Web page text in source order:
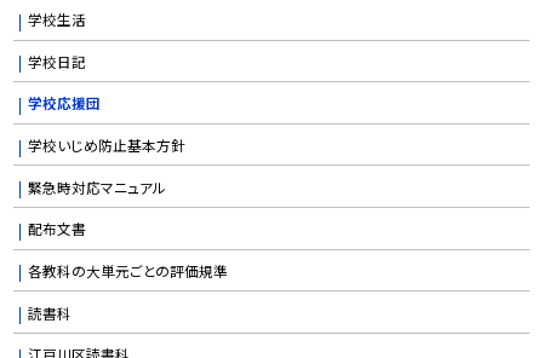
学校生活
学校日記
学校応援団
学校いじめ防止基本方針
緊急時対応マニュアル
配布文書
各教科の大単元ごとの評価規準
読書科